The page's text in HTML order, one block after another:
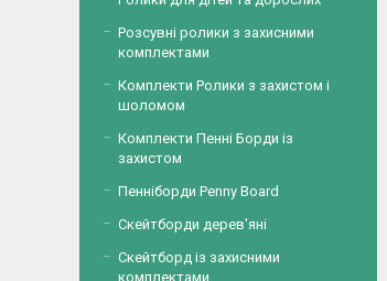
Розсувні ролики з захисними
комплектами
Комплекти Ролики з захистом і
шоломом
Комплекти Пенні Борди із
захистом
Пенніборди Penny Board
Скейтборди дерев'яні
Скейтборд із захисними
комплектами